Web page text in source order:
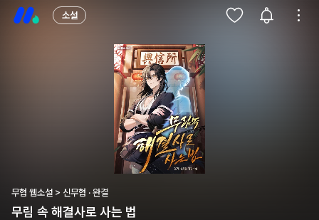
소설
무협 웹소설 > 신무협 · 완결
무림 속 해결사로 사는 법